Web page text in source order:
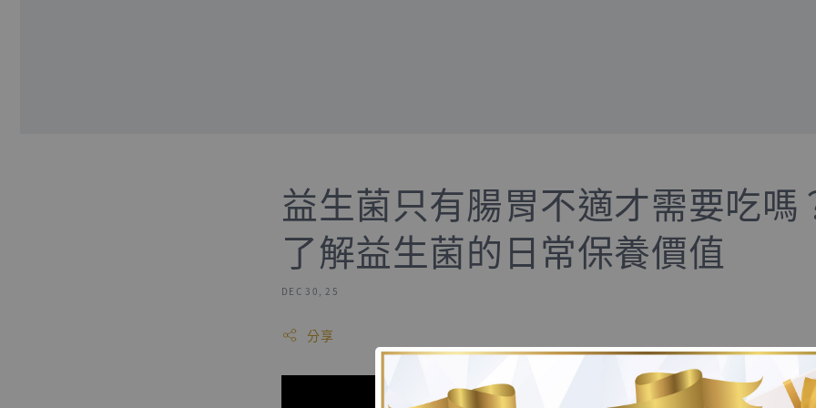
益生菌只有腸胃不適才需要吃嗎
了解益生菌的日常保養價值
DEC 30, 25
分享